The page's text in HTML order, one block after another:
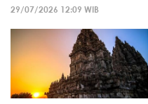
29/07/2026 12:09 WIB